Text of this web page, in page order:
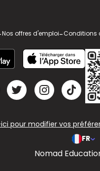
Nos offres d'emploi-Conditions
pour modifier vos
FR
Nomad